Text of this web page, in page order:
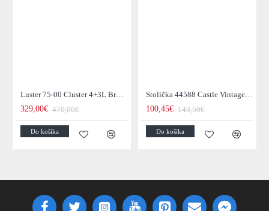
Luster 75-00 Cluster 4+3L Brown + Jantar Glass
329,00€ 470,00€
Do košíka
Stolička 44588 Castle Vintage Black
100,45€ 143,50€
Do košíka